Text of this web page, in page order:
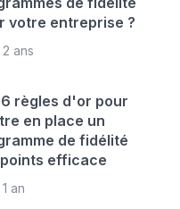
votre entreprise ?
ans
6 règles d'or pour
en place un
de fidélité
efficace
an